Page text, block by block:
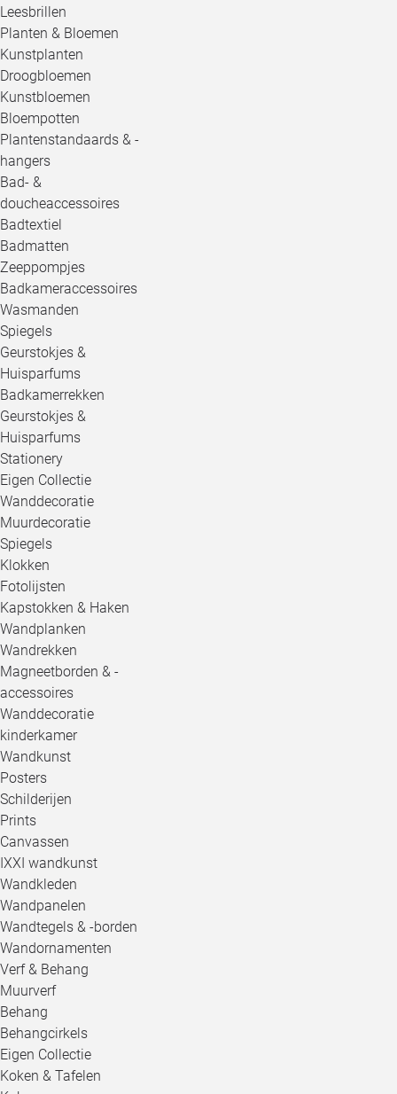
Leesbrillen
Planten & Bloemen
Kunstplanten
Droogbloemen
Kunstbloemen
Bloempotten
Plantenstandaards & -
hangers
Bad- &
doucheaccessoires
Badtextiel
Badmatten
Zeeppompjes
Badkameraccessoires
Wasmanden
Spiegels
Geurstokjes &
Huisparfums
Badkamerrekken
Geurstokjes &
Huisparfums
Stationery
Eigen Collectie
Wanddecoratie
Muurdecoratie
Spiegels
Klokken
Fotolijsten
Kapstokken & Haken
Wandplanken
Wandrekken
Magneetborden & -
accessoires
Wanddecoratie
kinderkamer
Wandkunst
Posters
Schilderijen
Prints
Canvassen
IXXI wandkunst
Wandkleden
Wandpanelen
Wandtegels & -borden
Wandornamenten
Verf & Behang
Muurverf
Behang
Behangcirkels
Eigen Collectie
Koken & Tafelen